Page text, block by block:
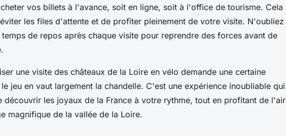
vos billets à l'avance, soit en ligne, soit à l'office de tourisme. Cela
les files d'attente et de profiter pleinement de votre visite. N'oubliez
de repos après chaque visite pour reprendre des forces avant de
une visite des châteaux de la Loire en vélo demande une certaine
jeu en vaut largement la chandelle. C'est une expérience inoubliable qui
découvrir les joyaux de la France à votre rythme, tout en profitant de l'air
magnifique de la vallée de la Loire.